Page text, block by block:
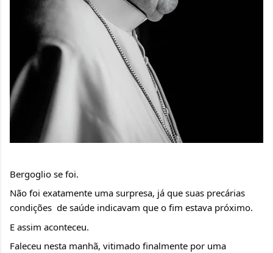
Bergoglio se foi.
Não foi exatamente uma surpresa, já que suas precárias
condições  de saúde indicavam que o fim estava próximo.
E assim aconteceu.
Faleceu nesta manhã, vitimado finalmente por uma